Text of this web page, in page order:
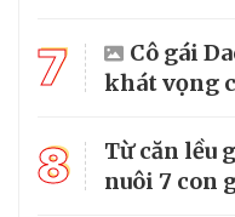
7
Cô gái
khát vọng
8
Từ căn lều
nuôi 7 con